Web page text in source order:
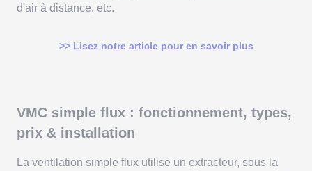
d'air à distance, etc.
>> Lisez notre article pour en savoir plus
VMC simple flux : fonctionnement, types,
prix & installation
La ventilation simple flux utilise un extracteur, sous la